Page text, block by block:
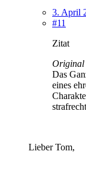
3. April
#11
Zitat
Original
Das
eines
Lieber Tom,